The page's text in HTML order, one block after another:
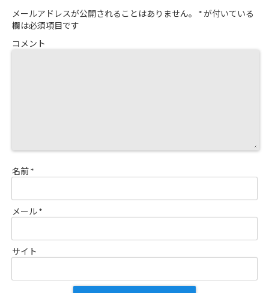
メールアドレスが公開されることはありません。 *が付いている
欄は必須項目です
コメント
名前*
メール*
サイト